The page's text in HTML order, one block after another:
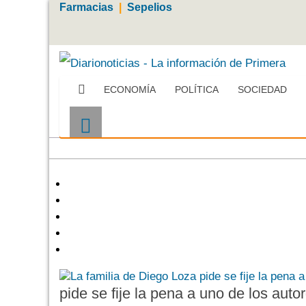
Farmacias Sepelios
ECONOMÍA POLÍTICA SOCIEDAD
pide se fije la pena a uno de los